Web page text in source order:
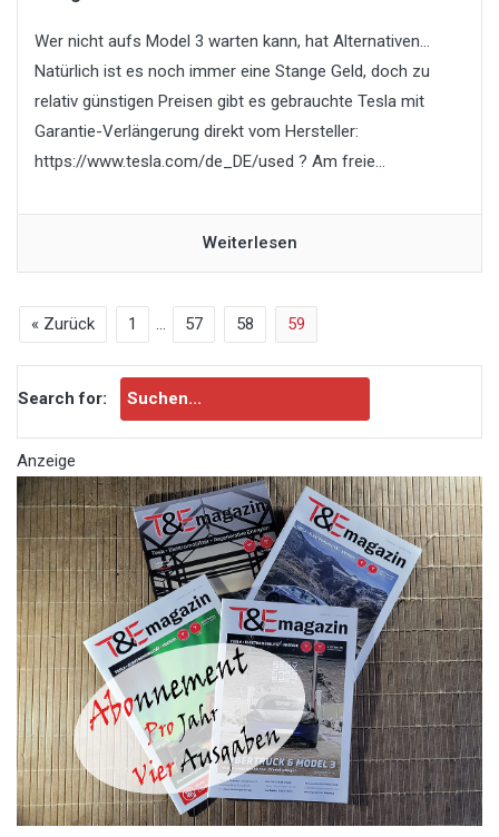
Wer nicht aufs Model 3 warten kann, hat Alternativen…
Natürlich ist es noch immer eine Stange Geld, doch zu
relativ günstigen Preisen gibt es gebrauchte Tesla mit
Garantie-Verlängerung direkt vom Hersteller:
https://www.tesla.com/de_DE/used ? Am freie...
Weiterlesen
« Zurück 1 … 57 58 59
Search for:
Anzeige